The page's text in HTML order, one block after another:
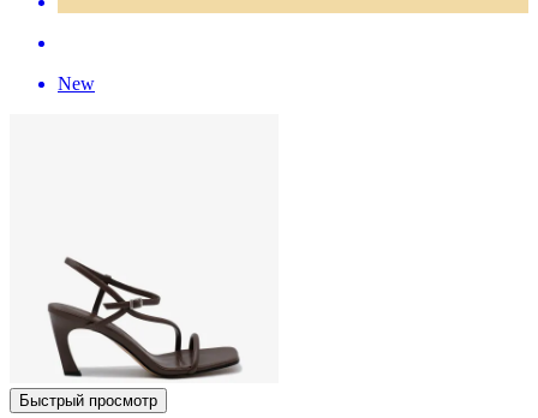
New
Быстрый просмотр